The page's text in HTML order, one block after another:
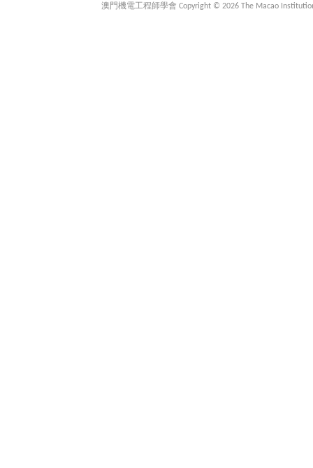
澳門機電工程師學會 Copyright © 2026 The Macao